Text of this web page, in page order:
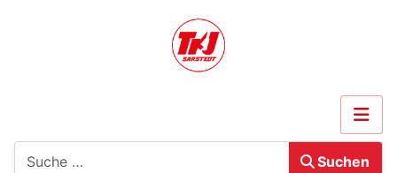
Suchen